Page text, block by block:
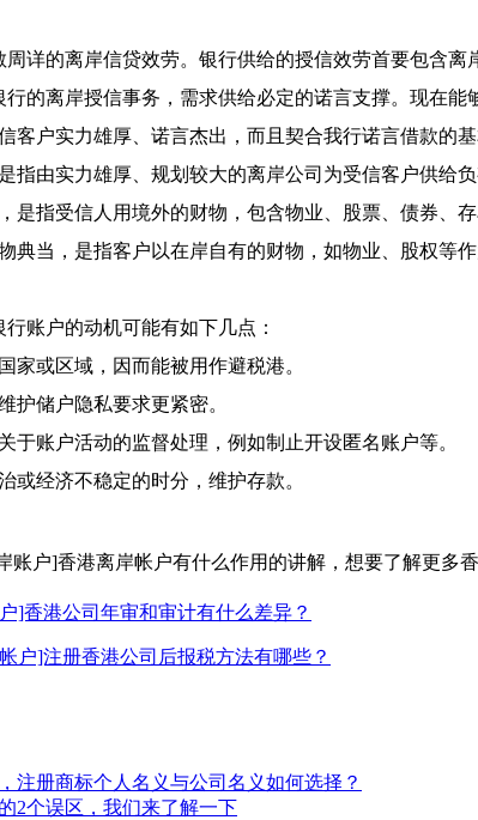
详的离岸信贷效劳。银行供给的授信效劳首要包含
的离岸授信事务，需求供给必定的诺言支撑。现在能
客户实力雄厚、诺言杰出，而且契合我行诺言借款的基
指由实力雄厚、规划较大的离岸公司为受信客户供给负
是指受信人用境外的财物，包含物业、股票、债券、
典当，是指客户以在岸自有的财物，如物业、股权等作
账户的动机可能有如下几点：
家或区域，因而能被用作避税港。
护储户隐私要求更紧密。
于账户活动的监督处理，例如制止开设匿名账户等。
或经济不稳定的时分，维护存款。
账户]香港离岸帐户有什么作用 的讲解，想要了解更多
]香港公司年审和审计有什么差异？
户]注册香港公司后报税方法有哪些？
注册商标个人名义与公司名义如何选择？
2个误区，我们来了解一下